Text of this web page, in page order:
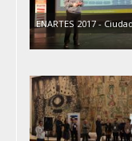
ENARTES 2017 -